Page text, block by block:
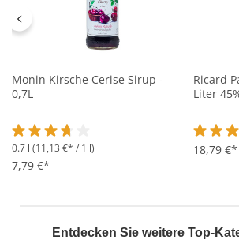
Monin Kirsche Cerise Sirup -
0,7L
Durchschnittliche Bewertung von 3.6 von
0.7 l (11,13 €* / 1 l)
7,79 €*
Ricard
Liter
18,79 €*
Entdecken Sie weitere Top-